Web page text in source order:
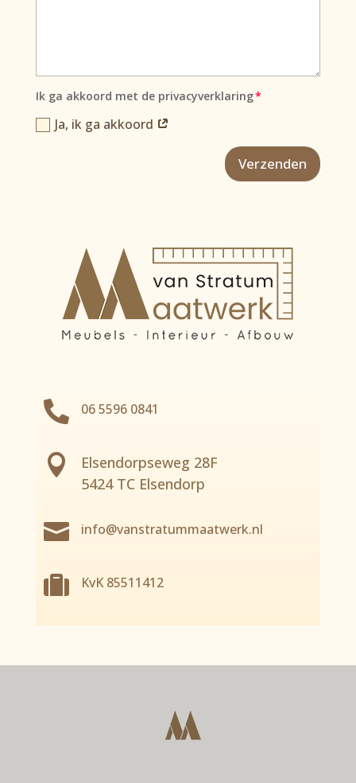
Ik ga akkoord met de privacyverklaring
Ja, ik ga akkoord
Verzenden
 06 5596 0841

Elsendorpseweg 28F
5424 TC Elsendorp
 info@vanstratummaatwerk.nl
 KvK 85511412